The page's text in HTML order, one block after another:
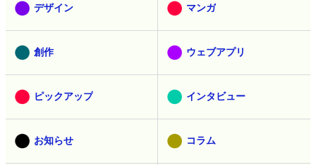
デザイン マンガ
創作 ウェブアプリ
ピックアップ インタビュー
お知らせ コラム